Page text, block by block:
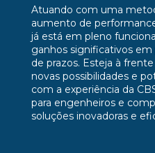
Atuando com uma
aumento de
já está em pleno
ganhos significativos
de prazos. Esteja à
novas possibilidades e
com a experiência da
para engenheiros e
soluções inovadoras e